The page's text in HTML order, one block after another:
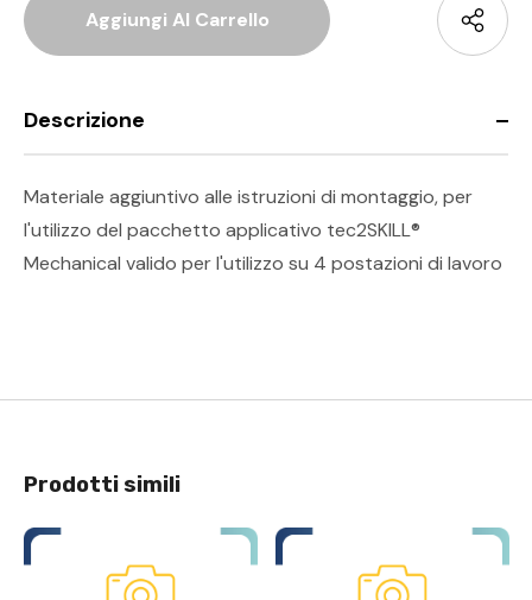
Descrizione
Materiale aggiuntivo alle istruzioni di montaggio, per
l'utilizzo del pacchetto applicativo tec2SKILL®
Mechanical valido per l'utilizzo su 4 postazioni di lavoro
Prodotti simili